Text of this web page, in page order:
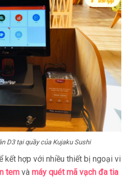
D3 tại quầy của Kujaku Sushi
kết hợp với nhiều thiết bị ngoại vi
tem và máy quét mã vạch đa tia